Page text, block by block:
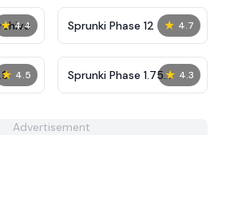
★ 4.4 ★ 4.7
Sprunki Phase 12
★ 4.5 ★ 4.3
Sprunki Phase 1.75
Retake
Advertisement